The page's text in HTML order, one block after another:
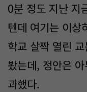
0분 정도 지난 지
텐데 여기는 이상
학교 살짝 열린
봤는데, 정안은
과했다.